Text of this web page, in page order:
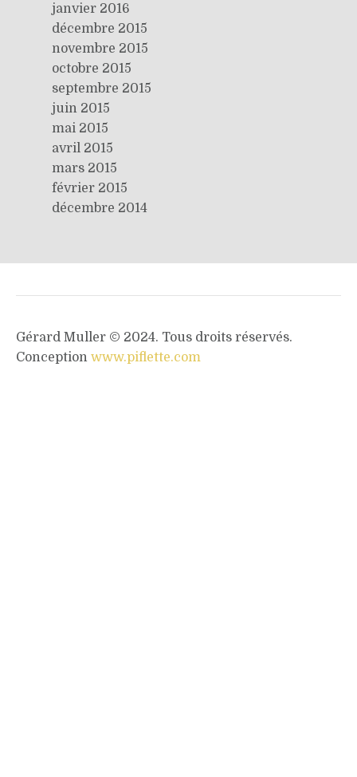
janvier 2016
décembre 2015
novembre 2015
octobre 2015
septembre 2015
juin 2015
mai 2015
avril 2015
mars 2015
février 2015
décembre 2014
Gérard Muller © 2024. Tous droits réservés.
Conception www.piflette.com